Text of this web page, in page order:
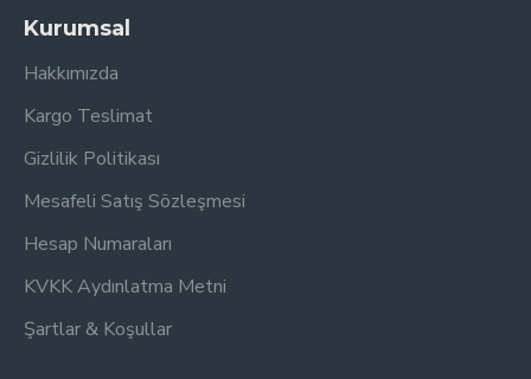
Kurumsal
Hakkımızda
Kargo Teslimat
Gizlilik Politikası
Mesafeli Satış Sözleşmesi
Hesap Numaraları
KVKK Aydınlatma Metni
Şartlar & Koşullar